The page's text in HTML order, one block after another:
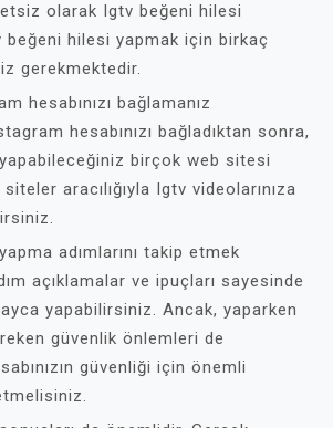
olarak Igtv beğeni hilesi
hilesi yapmak için birkaç
gerekmektedir.
hesabınızı bağlamanız
hesabınızı bağladıktan sonra,
birçok web sitesi
aracılığıyla Igtv videolarınıza
adımlarını takip etmek
açıklamalar ve ipuçları sayesinde
yapabilirsiniz. Ancak, yaparken
güvenlik önlemleri de
güvenliği için önemli